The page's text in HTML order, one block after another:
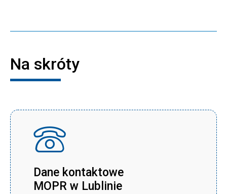
Na skróty
Dane kontaktowe
MOPR w Lublinie